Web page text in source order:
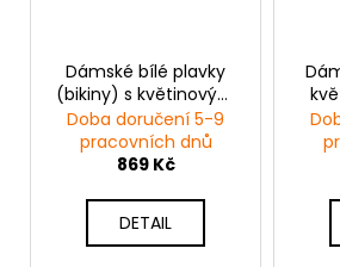
Dámské bílé plavky
(bikiny) s květinovým
vzorem na zavazování
Doba doručení 5-9
pracovních dnů
869 Kč
DETAIL